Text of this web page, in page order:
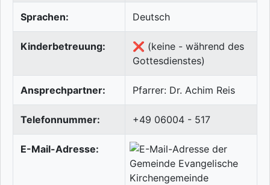
Sprachen: Deutsch
Kinderbetreuung:
❌ (keine - während des
Gottesdienstes)
Ansprechpartner: Pfarrer: Dr. Achim Reis
Telefonnummer: +49 06004 - 517
E-Mail-Adresse: